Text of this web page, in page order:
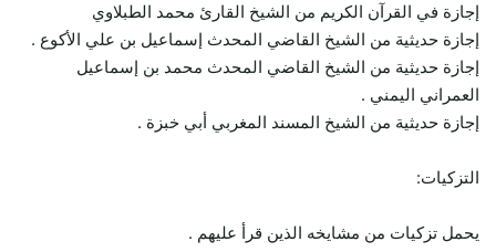
إجازة في القرآن الكريم من الشيخ القارئ محمد الطبلاوي
إجازة حديثية من الشيخ القاضي المحدث إسماعيل بن علي الأكوع .
إجازة حديثية من الشيخ القاضي المحدث محمد بن إسماعيل
العمراني اليمني .
إجازة حديثية من الشيخ المسند المغربي أبي خبزة .
التزكيات:
يحمل تزكيات من مشايخه الذين قرأ عليهم .